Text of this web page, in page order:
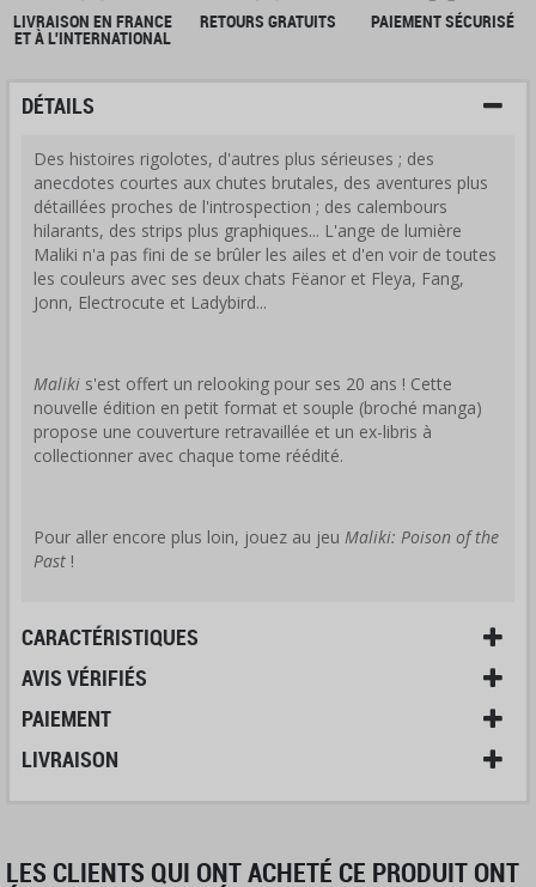
LIVRAISON EN FRANCE
ET À L'INTERNATIONAL
RETOURS GRATUITS PAIEMENT SÉCURISÉ
DÉTAILS
Des histoires rigolotes, d'autres plus sérieuses ; des
anecdotes courtes aux chutes brutales, des aventures plus
détaillées proches de l'introspection ; des calembours
hilarants, des strips plus graphiques... L'ange de lumière
Maliki n'a pas fini de se brûler les ailes et d'en voir de toutes
les couleurs avec ses deux chats Fëanor et Fleya, Fang,
Jonn, Electrocute et Ladybird...
Maliki s'est offert un relooking pour ses 20 ans ! Cette
nouvelle édition en petit format et souple (broché manga)
propose une couverture retravaillée et un ex-libris à
collectionner avec chaque tome réédité.
Pour aller encore plus loin, jouez au jeu Maliki: Poison of the
Past !
CARACTÉRISTIQUES
AVIS VÉRIFIÉS
PAIEMENT
LIVRAISON
LES CLIENTS QUI ONT ACHETÉ CE PRODUIT ONT